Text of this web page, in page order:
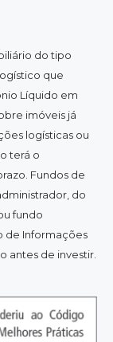
do tipo
que
Líquido em
imóveis já
logísticas ou
terá o
Fundos de
do
fundo
de Informações
antes de investir.